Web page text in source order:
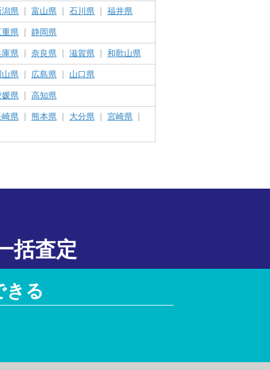
潟県 富山県 石川県 福井県
重県 静岡県
庫県 奈良県 滋賀県 和歌山県
山県 広島県 山口県
媛県 高知県
崎県 熊本県 大分県 宮崎県
括査定
きる